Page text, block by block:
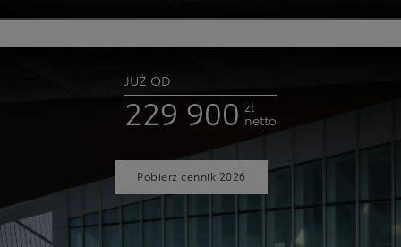
JUŻ OD
229 900 zł
netto
Pobierz cennik 2026